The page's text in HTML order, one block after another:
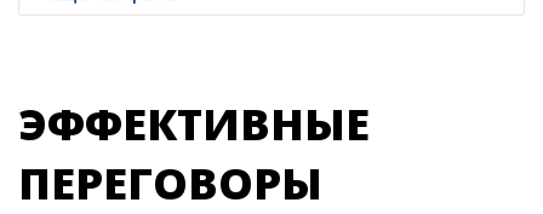
ЭФФЕКТИВНЫЕ
ПЕРЕГОВОРЫ